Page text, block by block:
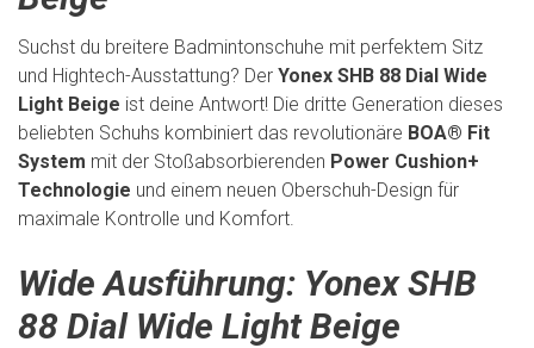
Suchst du breitere Badmintonschuhe mit perfektem Sitz
und Hightech-Ausstattung? Der Yonex SHB 88 Dial Wide
Light Beige ist deine Antwort! Die dritte Generation dieses
beliebten Schuhs kombiniert das revolutionäre BOA® Fit
System mit der Stoßabsorbierenden Power Cushion+
Technologie und einem neuen Oberschuh-Design für
maximale Kontrolle und Komfort.
Wide Ausführung: Yonex SHB
88 Dial Wide Light Beige